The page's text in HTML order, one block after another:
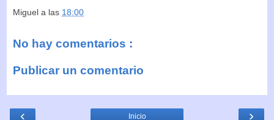
Miguel a las 18:00
No hay comentarios :
Publicar un comentario
‹ ›
Inicio